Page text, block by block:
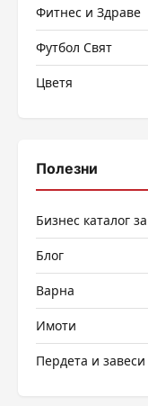
Фитнес и Здраве
Футбол Свят
Цветя
Полезни
Бизнес каталог
Блог
Варна
Имоти
Пердета и завеси